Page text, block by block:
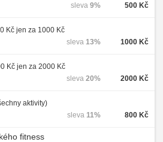
500 Kč
sleva 9%
Kč jen za 1000 Kč
1000 Kč
sleva 13%
Kč jen za 2000 Kč
2000 Kč
sleva 20%
aktivity)
800 Kč
sleva 11%
fitness